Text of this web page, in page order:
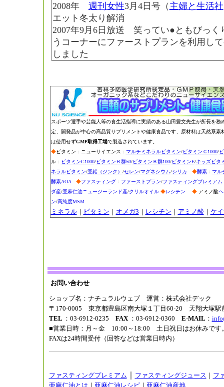
2008年 週刊女性3月4日号（ 主婦と生活社
エット冬太り解消
2007年9月6日放送 笑ってい●ともびっく
うコーナーにファーストプランを利用し
しました
スポーツ選手や芸能人等の食生活指導に実績のある山田豊文先生が所長を務
定、開発品が中心の高品質サプリメントや健康食品です、原材料は天然系素
は使用せずGMP取得工場で製造されています。
◆ビタミン：ニューサイエンス： マルチミネラルビタミン/ビタミンＣ1000/
ル： ビタミンC1000/ビタミンＢ群50/ビタミンＢ群100/ビタミンE/キッズビタ
ネラルビタミン/亜鉛（ジンク） /セレン/マグネシウム/シリカ ◆酵素： マル
酵素AOA
◆ファスティング： ファーストプラン/ファスティングプレミアム
ダ産/亜麻仁油ニュージーランド産/クリルオイル ◆レシチン ◆:アミノ酸ヘ
ン/高純度MSM
ミネラル｜ ビタミン ｜ オメガ3 ｜ レシチン ｜ アミノ酸 ｜ ケ
お問い合わせ
ショップ名：ナチュラルウェブ 運営：株式会社デック
〒170-0005 東京都豊島区南大塚１丁目60-20 天翔大塚駅
TEL ：03-6912-0235 FAX ：03-6912-0360 E-MAIL ：
■営業日時：月～金 10:00～18:00 土日祝日はお休みです
FAXは24時間受付（回答などは営業日時内）
ファスティングプレミアム ファスティングジュース ｜ フ
亜麻仁油とは ｜ 亜麻仁油レシピ｜ 亜麻仁油産地